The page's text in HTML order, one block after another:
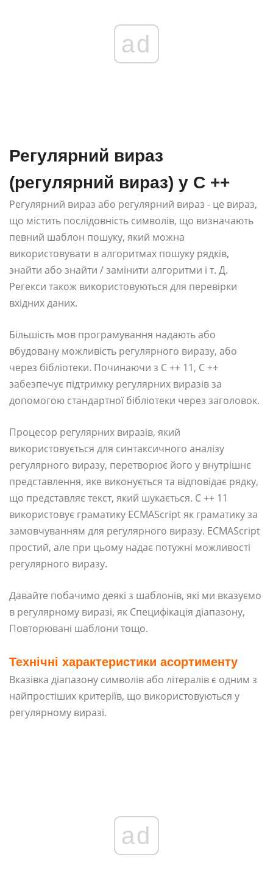
ad
Регулярний вираз
(регулярний вираз) у C ++
Регулярний вираз або регулярний вираз - це вираз,
що містить послідовність символів, що визначають
певний шаблон пошуку, який можна
використовувати в алгоритмах пошуку рядків,
знайти або знайти / замінити алгоритми і т. Д.
Регекси також використовуються для перевірки
вхідних даних.
Більшість мов програмування надають або
вбудовану можливість регулярного виразу, або
через бібліотеки. Починаючи з С ++ 11, C ++
забезпечує підтримку регулярних виразів за
допомогою стандартної бібліотеки через заголовок.
Процесор регулярних виразів, який
використовується для синтаксичного аналізу
регулярного виразу, перетворює його у внутрішнє
представлення, яке виконується та відповідає рядку,
що представляє текст, який шукається. C ++ 11
використовує граматику ECMAScript як граматику за
замовчуванням для регулярного виразу. ECMAScript
простий, але при цьому надає потужні можливості
регулярного виразу.
Давайте побачимо деякі з шаблонів, які ми вказуємо
в регулярному виразі, як Специфікація діапазону,
Повторювані шаблони тощо.
Технічні характеристики асортименту
Вказівка ​​діапазону символів або літералів є одним з
найпростіших критеріїв, що використовуються у
регулярному виразі.
ad